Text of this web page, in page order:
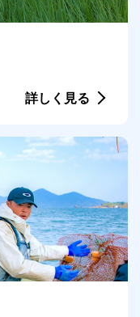
詳しく見る